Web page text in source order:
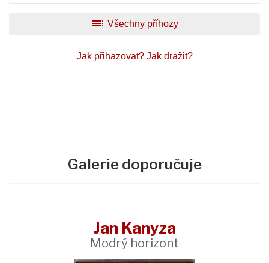
toc Všechny příhozy
Jak přihazovat? Jak dražit?
Galerie doporučuje
Jan Kanyza
Modrý horizont